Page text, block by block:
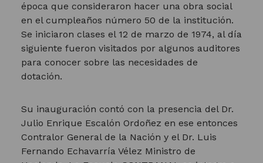
época que consideraron hacer una obra social
en el cumpleaños número 50 de la institución.
Se iniciaron clases el 12 de marzo de 1974, al día
siguiente fueron visitados por algunos auditores
para conocer sobre las necesidades de
dotación.
Su inauguración contó con la presencia del Dr.
Julio Enrique Escalón Ordoñez en ese entonces
Contralor General de la Nación y el Dr. Luis
Fernando Echavarría Vélez Ministro de